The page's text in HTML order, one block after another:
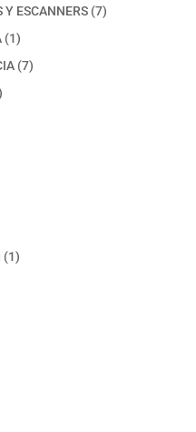
Y ESCANNERS 77
11
producto
77
11